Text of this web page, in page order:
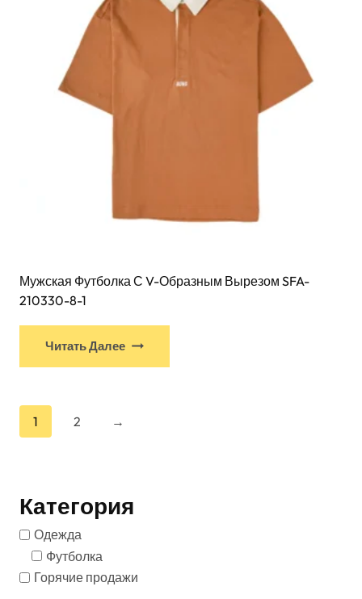
выбрать
на
товара
Мужская Футболка С V-Образным Вырезом SFA-
210330-8-1
Читать Далее
1 2 →
Категория
Одежда
Футболка
Горячие продажи